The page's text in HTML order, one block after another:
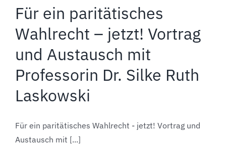
Für ein paritätisches
Wahlrecht – jetzt! Vortrag
und Austausch mit
Professorin Dr. Silke Ruth
Laskowski
Für ein paritätisches Wahlrecht - jetzt! Vortrag und
Austausch mit [...]